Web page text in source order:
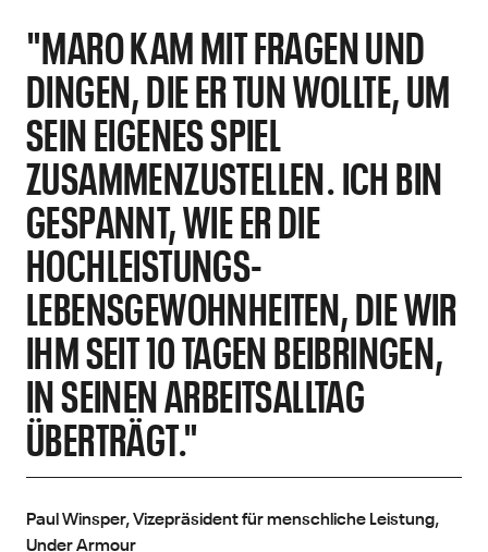
"MARO KAM MIT FRAGEN UND
DINGEN, DIE ER TUN WOLLTE, UM
SEIN EIGENES SPIEL
ZUSAMMENZUSTELLEN. ICH BIN
GESPANNT, WIE ER DIE
HOCHLEISTUNGS-
LEBENSGEWOHNHEITEN, DIE WIR
IHM SEIT 10 TAGEN BEIBRINGEN,
IN SEINEN ARBEITSALLTAG
ÜBERTRÄGT."
Paul Winsper, Vizepräsident für menschliche Leistung,
Under Armour